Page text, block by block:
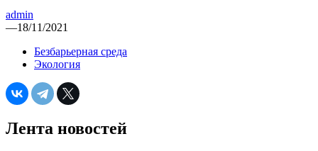
admin
—18/11/2021
Безбарьерная среда
Экология
Лента новостей